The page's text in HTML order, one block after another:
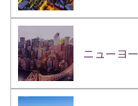
ニューヨ